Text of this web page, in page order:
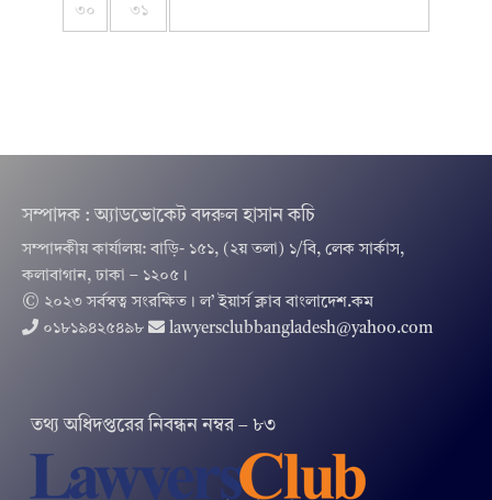
৩০ ৩১
সম্পাদক : অ্যাডভোকেট বদরুল হাসান কচি
সম্পাদকীয় কার্যালয়: বাড়ি- ১৫১, (২য় তলা) ১/বি, লেক সার্কাস,
কলাবাগান, ঢাকা – ১২০৫।
© ২০২৩ সর্বস্বত্ব সংরক্ষিত । ল’ ইয়ার্স ক্লাব বাংলাদেশ.কম
০১৮১৯৪২৫৪৯৮
lawyersclubbangladesh@yahoo.com
তথ‌্য অ‌ধিদপ্ত‌রের নিবন্ধন নম্বর – ৮৩